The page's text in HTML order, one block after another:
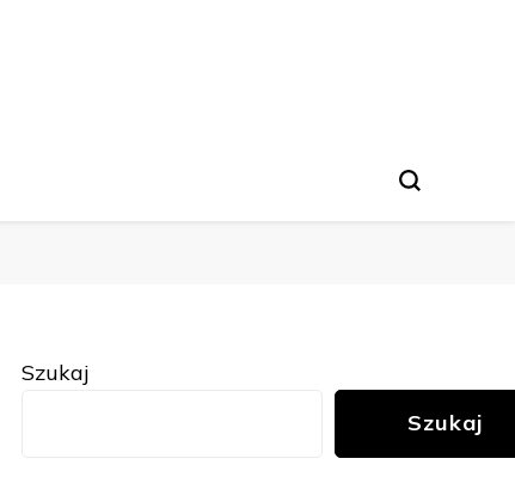
Szukaj
Szukaj